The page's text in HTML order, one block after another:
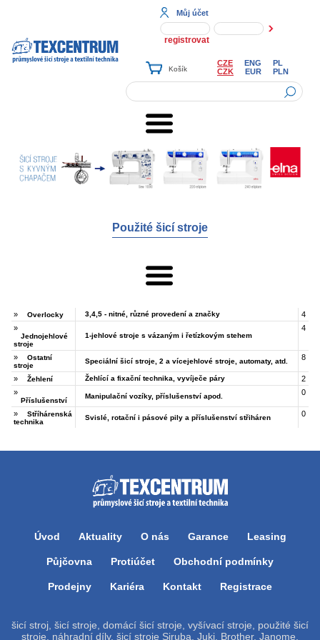
Můj účet
registrovat
CZE ENG
PL
CZK
EUR PLN
Použité šicí stroje
» Overlocky 3,4,5 - nitné, různé provedení a značky
4
»
Jednojehlové
stroje
1-jehlové stroje s vázaným i řetízkovým stehem
4
»
Ostatní
stroje
Speciální šicí stroje, 2 a vícejehlové stroje, automaty, atd. 8
» Žehlení Žehlící a fixační technika, vyvíječe páry
2
»
Příslušenství
Manipulační vozíky, příslušenství apod. 0
»
Stříhárenská
technika
Svislé, rotační i pásové pily a příslušenství střiháren 0
Úvod Aktuality O nás Garance Leasing
Půjčovna Protiúčet Obchodní podmínky
Prodejny Kariéra Kontakt Registrace
šicí stroj, šicí stroje, domácí šicí stroje, vyšívací stroje, použité šicí
stroje, náhradní díly, šicí stroje Siruba, Juki, Brother, Janome,